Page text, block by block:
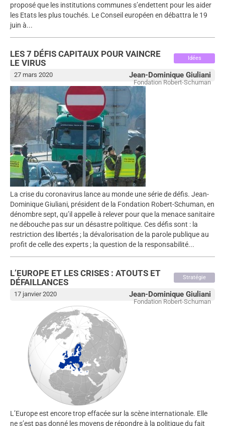
proposé que les institutions communes s’endettent pour les aider
les Etats les plus touchés. Le Conseil européen en débattra le 19
juin à...
Idées
LES 7 DÉFIS CAPITAUX POUR VAINCRE
LE VIRUS
Jean-Dominique Giuliani
Fondation Robert-Schuman
27 mars 2020
La crise du coronavirus lance au monde une série de défis. Jean-
Dominique Giuliani, président de la Fondation Robert-Schuman, en
dénombre sept, qu’il appelle à relever pour que la menace sanitaire
ne débouche pas sur un désastre politique. Ces défis sont : la
restriction des libertés ; la dévalorisation de la parole publique au
profit de celle des experts ; la question de la responsabilité...
Stratégie
L’EUROPE ET LES CRISES : ATOUTS ET
DÉFAILLANCES
Jean-Dominique Giuliani
Fondation Robert-Schuman
17 janvier 2020
L’Europe est encore trop effacée sur la scène internationale. Elle
ne s’est pas donné les moyens de répondre à la politique du fait